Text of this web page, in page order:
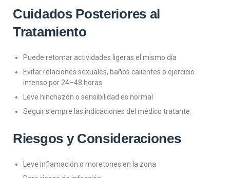
Cuidados Posteriores al
Tratamiento
Puede retomar actividades ligeras el mismo día
Evitar relaciones sexuales, baños calientes o ejercicio
intenso por 24–48 horas
Leve hinchazón o sensibilidad es normal
Seguir siempre las indicaciones del médico tratante
Riesgos y Consideraciones
Leve inflamación o moretones en la zona